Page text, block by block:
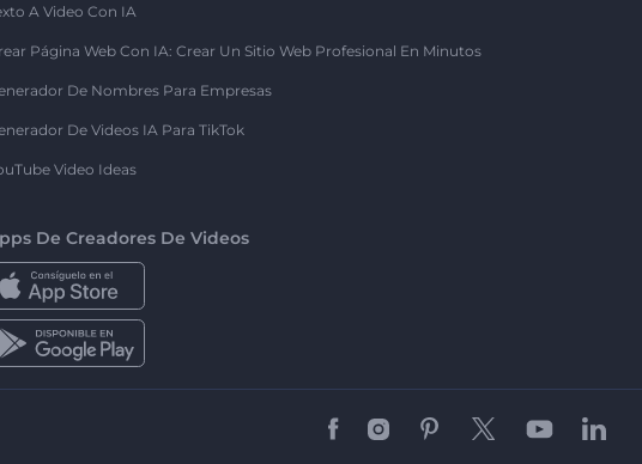
A Video Con IA
Página Web Con IA: Crear Un Sitio Web Profesional En Minutos
De Nombres Para Empresas
De Videos IA Para TikTok
Video Ideas
De Creadores De Videos